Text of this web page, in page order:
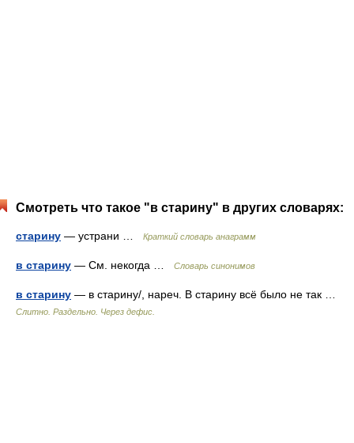
Смотреть что такое "в старину" в других словарях:
старину — устрани … Краткий словарь анаграмм
в старину — См. некогда … Словарь синонимов
в старину — в старину/, нареч. В старину всё было не так …
Слитно. Раздельно. Через дефис.